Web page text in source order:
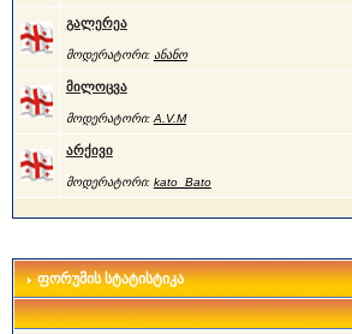
გალერეა
მოდერატორი: ანანო
მილოცვა
მოდერატორი: A.V.M
არქივი
მოდერატორი: kato_Bato
ფორუმის სტატისტიკა